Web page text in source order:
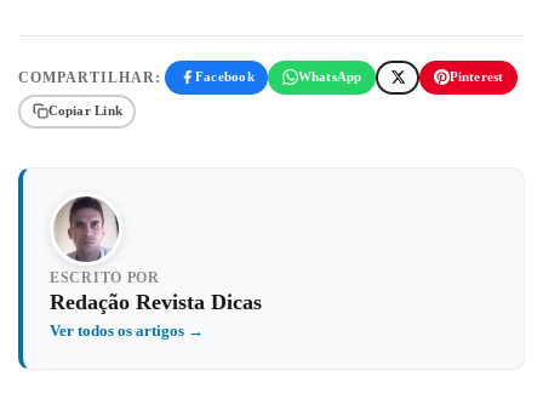
COMPARTILHAR: Facebook WhatsApp Pinterest
Copiar Link
ESCRITO POR
Redação Revista Dicas
Ver todos os artigos →